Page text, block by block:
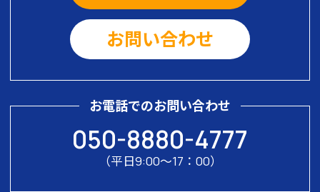
お問い合わせ
お電話でのお問い合わせ
050-8880-4777
（平日9:00〜17：00）